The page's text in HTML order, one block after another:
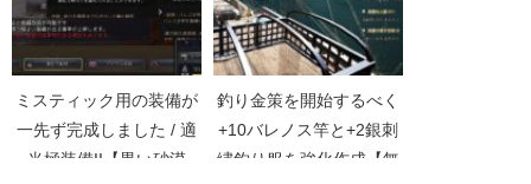
ミスティック用の装備が
一先ず完成しました / 適
当極装備II【黒い砂漠
釣り金策を開始するべく
+10バレノス竿と+2銀刺
繍釣り服を強化作成【無